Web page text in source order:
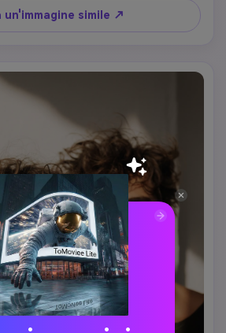
un'immagine simile ↗